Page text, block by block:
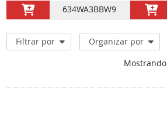
634WA3BBW9
Filtrar por Organizar por
Mostrando